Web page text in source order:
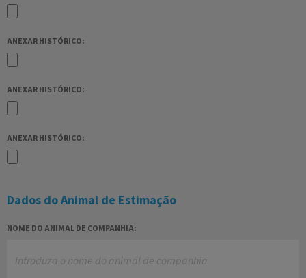
ANEXAR HISTÓRICO:
ANEXAR HISTÓRICO:
ANEXAR HISTÓRICO:
Dados do Animal de Estimação
NOME DO ANIMAL DE COMPANHIA: